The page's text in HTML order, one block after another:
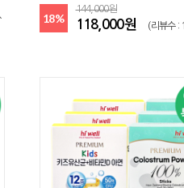
18%
144,000원
118,000원 (리뷰수 :